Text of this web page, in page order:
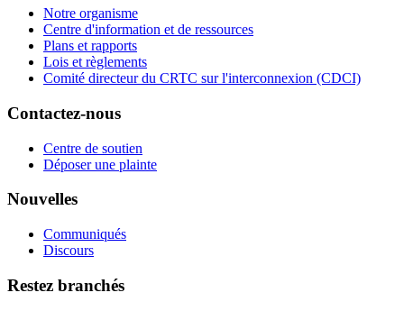
Notre organisme
Centre d'information et de ressources
Plans et rapports
Lois et règlements
Comité directeur du CRTC sur l'interconnexion (CDCI)
Contactez-nous
Centre de soutien
Déposer une plainte
Nouvelles
Communiqués
Discours
Restez branchés